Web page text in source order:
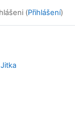
(Přihlášení)